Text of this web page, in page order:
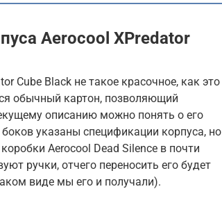
Aerocool XPredator
Cube Black не такое красочное, как это
обычный картон, позволяющий
описанию можно понять о его
указаны спецификации корпуса, но
Aerocool Dead Silence в почти
ручки, отчего переносить его будет
виде мы его и получали).